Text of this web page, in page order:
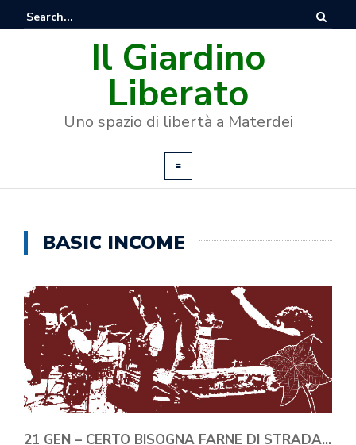
Il Giardino
Liberato
Uno spazio di libertà a Materdei
BASIC INCOME
21 GEN – CERTO BISOGNA FARNE DI STRADA…